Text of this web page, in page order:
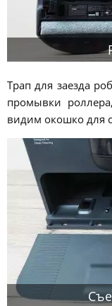
Трап для заезда
промывки
видим окошко для